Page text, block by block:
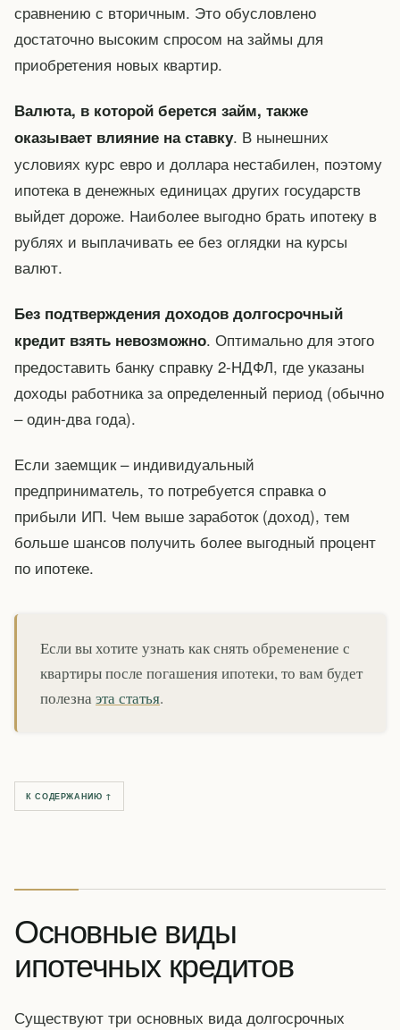
сравнению с вторичным. Это обусловлено
достаточно высоким спросом на займы для
приобретения новых квартир.
Валюта, в которой берется займ, также
оказывает влияние на ставку. В нынешних
условиях курс евро и доллара нестабилен, поэтому
ипотека в денежных единицах других государств
выйдет дороже. Наиболее выгодно брать ипотеку в
рублях и выплачивать ее без оглядки на курсы
валют.
Без подтверждения доходов долгосрочный
кредит взять невозможно. Оптимально для этого
предоставить банку справку 2-НДФЛ, где указаны
доходы работника за определенный период (обычно
– один-два года).
Если заемщик – индивидуальный
предприниматель, то потребуется справка о
прибыли ИП. Чем выше заработок (доход), тем
больше шансов получить более выгодный процент
по ипотеке.
Если вы хотите узнать как снять обременение с
квартиры после погашения ипотеки, то вам будет
полезна эта статья.
К СОДЕРЖАНИЮ ↑
Основные виды
ипотечных кредитов
Существуют три основных вида долгосрочных